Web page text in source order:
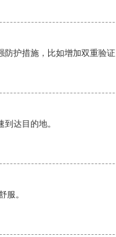
防护措施，比如增加双重验
达目的地。
服。